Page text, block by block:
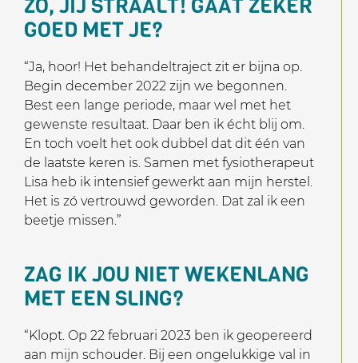
GOED MET JE?
“Ja, hoor! Het behandeltraject zit er bijna op.
Begin december 2022 zijn we begonnen.
Best een lange periode, maar wel met het
gewenste resultaat. Daar ben ik écht blij om.
En toch voelt het ook dubbel dat dit één van
de laatste keren is. Samen met fysiotherapeut
Lisa heb ik intensief gewerkt aan mijn herstel.
Het is zó vertrouwd geworden. Dat zal ik een
beetje missen.”
ZAG IK JOU NIET WEKENLANG
MET EEN SLING?
“Klopt. Op 22 februari 2023 ben ik geopereerd
aan mijn schouder. Bij een ongelukkige val in